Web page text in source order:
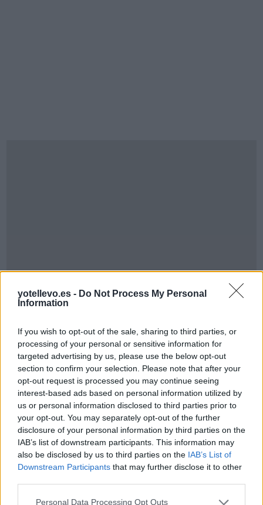
yotellevo.es - Do Not Process My Personal
Information
If you wish to opt-out of the sale, sharing to third parties, or
processing of your personal or sensitive information for
targeted advertising by us, please use the below opt-out
section to confirm your selection. Please note that after your
opt-out request is processed you may continue seeing
interest-based ads based on personal information utilized by
us or personal information disclosed to third parties prior to
your opt-out. You may separately opt-out of the further
disclosure of your personal information by third parties on the
IAB’s list of downstream participants. This information may
also be disclosed by us to third parties on the IAB’s List of
Downstream Participants that may further disclose it to other
Personal Data Processing Opt Outs
Cómo ir desde Huelva a Stadtkreis Heidelberg